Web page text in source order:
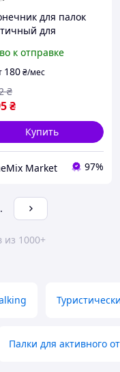
для палок
для
Vipole HM-
к отправке
180₴/мес
₴
₴
Купить
Market 97%
из 1000+
Палки для активного